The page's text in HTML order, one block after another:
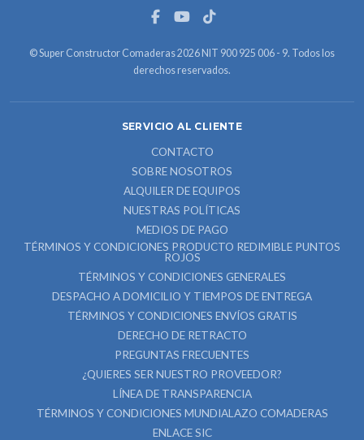
© Super Constructor Comaderas 2026 NIT 900 925 006 - 9. Todos los
derechos reservados.
SERVICIO AL CLIENTE
CONTACTO
SOBRE NOSOTROS
ALQUILER DE EQUIPOS
NUESTRAS POLÍTICAS
MEDIOS DE PAGO
TÉRMINOS Y CONDICIONES PRODUCTO REDIMIBLE PUNTOS
ROJOS
TÉRMINOS Y CONDICIONES GENERALES
DESPACHO A DOMICILIO Y TIEMPOS DE ENTREGA
TÉRMINOS Y CONDICIONES ENVÍOS GRATIS
DERECHO DE RETRACTO
PREGUNTAS FRECUENTES
¿QUIERES SER NUESTRO PROVEEDOR?
LÍNEA DE TRANSPARENCIA
TÉRMINOS Y CONDICIONES MUNDIALAZO COMADERAS
ENLACE SIC